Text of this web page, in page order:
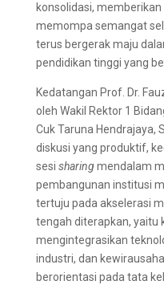
konsolidasi,
memompa semangat
terus bergerak maju
pendidikan tinggi yang
Kedatangan Prof. Dr.
oleh Wakil Rektor 1
Cuk Taruna Hendrajaya,
diskusi yang produktif,
sesi sharingmendalam
pembangunan institusi
tertuju pada akselerasi
tengah diterapkan, yaitu
mengintegrasikan
industri, dan
berorientasi pada tata